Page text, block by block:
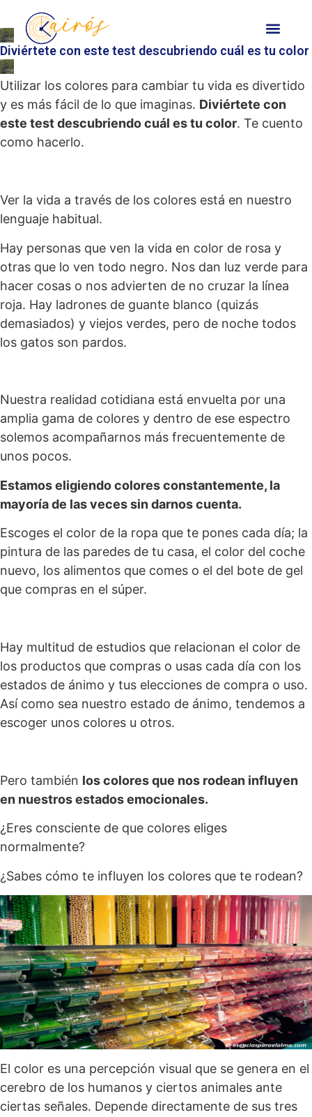
Diviértete con este test descubriendo cuál es tu color
Utilizar los colores para cambiar tu vida es divertido
y es más fácil de lo que imaginas. Diviértete con
este test descubriendo cuál es tu color. Te cuento
como hacerlo.
Ver la vida a través de los colores está en nuestro
lenguaje habitual.
Hay personas que ven la vida en color de rosa y
otras que lo ven todo negro. Nos dan luz verde para
hacer cosas o nos advierten de no cruzar la línea
roja. Hay ladrones de guante blanco (quizás
demasiados) y viejos verdes, pero de noche todos
los gatos son pardos.
Nuestra realidad cotidiana está envuelta por una
amplia gama de colores y dentro de ese espectro
solemos acompañarnos más frecuentemente de
unos pocos.
Estamos eligiendo colores constantemente, la
mayoría de las veces sin darnos cuenta.
Escoges el color de la ropa que te pones cada día; la
pintura de las paredes de tu casa, el color del coche
nuevo, los alimentos que comes o el del bote de gel
que compras en el súper.
Hay multitud de estudios que relacionan el color de
los productos que compras o usas cada día con los
estados de ánimo y tus elecciones de compra o uso.
Así como sea nuestro estado de ánimo, tendemos a
escoger unos colores u otros.
Pero también los colores que nos rodean influyen
en nuestros estados emocionales.
¿Eres consciente de que colores eliges
normalmente?
¿Sabes cómo te influyen los colores que te rodean?
El color es una percepción visual que se genera en el
cerebro de los humanos y ciertos animales ante
ciertas señales. Depende directamente de sus tres